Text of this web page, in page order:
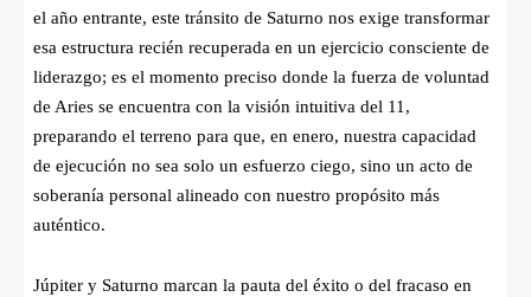
el año entrante, este tránsito de Saturno nos exige transformar
esa estructura recién recuperada en un ejercicio consciente de
liderazgo; es el momento preciso donde la fuerza de voluntad
de Aries se encuentra con la visión intuitiva del 11,
preparando el terreno para que, en enero, nuestra capacidad
de ejecución no sea solo un esfuerzo ciego, sino un acto de
soberanía personal alineado con nuestro propósito más
auténtico.
Júpiter y Saturno marcan la pauta del éxito o del fracaso en